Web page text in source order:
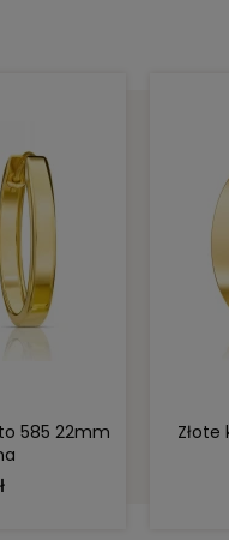
585 22mm
Złote